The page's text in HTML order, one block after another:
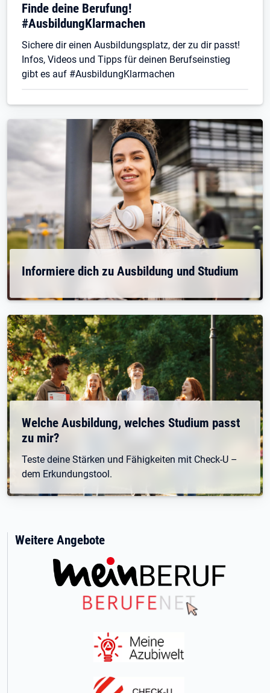
Finde deine Berufung!
#AusbildungKlarmachen
Sichere dir einen Ausbildungsplatz, der zu dir passt!
Infos, Videos und Tipps für deinen Berufseinstieg
gibt es auf #AusbildungKlarmachen
Informiere dich zu Ausbildung und Studium
Welche Ausbildung, welches Studium passt
zu mir?
Teste deine Stärken und Fähigkeiten mit Check-U –
dem Erkundungstool.
Weitere Angebote